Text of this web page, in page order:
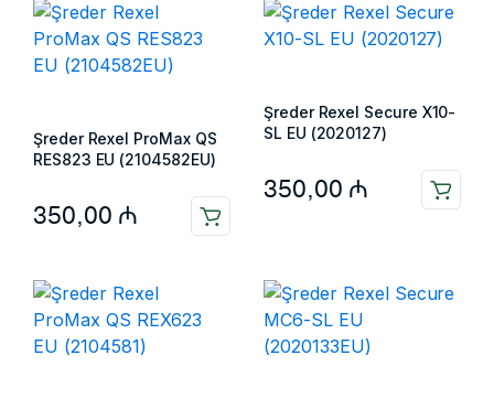
Şreder Rexel ProMax QS
RES823 EU (2104582EU)
350,00 ₼
Şreder Rexel Secure X10-
SL EU (2020127)
350,00 ₼